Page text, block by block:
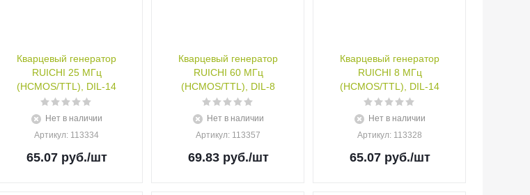
Кварцевый генератор
RUICHI 25 МГц
(HCMOS/TTL), DIL-14
Нет в наличии
Артикул: 113334
65.07руб./шт
Кварцевый генератор
RUICHI 60 МГц
(HCMOS/TTL), DIL-8
Нет в наличии
Артикул: 113357
69.83руб./шт
Кварцевый генератор
RUICHI 8 МГц
(HCMOS/TTL), DIL-14
Нет в наличии
Артикул: 113328
65.07руб./шт